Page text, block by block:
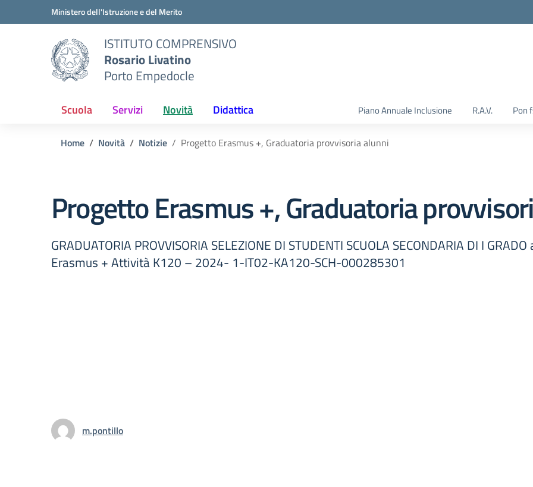
Vai ai contenuti
Vai al menu di navigazioneMinistero dell'Istruzione e del Merito
ISTITUTO COMPRENSIVO
Rosario Livatino
Porto Empedocle
Scuola Servizi Novità Didattica Piano Annuale Inclusione R.A.V. Pon
Home Novità Notizie Progetto Erasmus +, Graduatoria provvisoria alunni
Progetto Erasmus +, Graduatoria
GRADUATORIA PROVVISORIA SELEZIONE DI STUDENTI SCUOLA SECONDARIA DI I
Erasmus + Attività K120 – 2024- 1-IT02-KA120-SCH-000285301
m.pontillo